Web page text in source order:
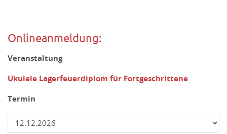
Onlineanmeldung:
Veranstaltung
Ukulele Lagerfeuerdiplom für Fortgeschrittene
Termin